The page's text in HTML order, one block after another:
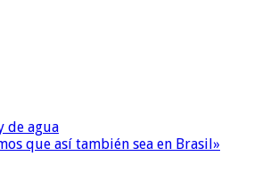
de agua
que así también sea en Brasil»